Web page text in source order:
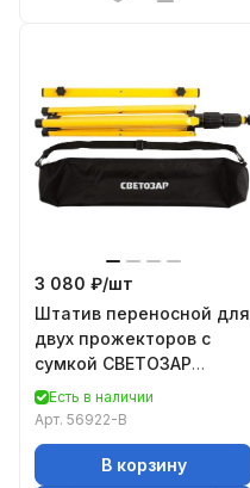
3 080 ₽/шт
Штатив переносной для
двух прожекторов с
сумкой СВЕТОЗАР
56922-B
Есть в наличии
Арт. 56922-B
В корзину